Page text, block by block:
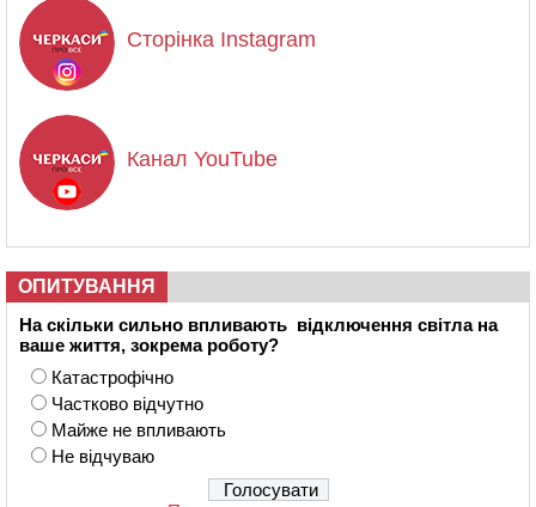
Сторінка Instagram
Канал YouTube
ОПИТУВАННЯ
На скільки сильно впливають відключення світла на
ваше життя, зокрема роботу?
Катастрофічно
Частково відчутно
Майже не впливають
Не відчуваю